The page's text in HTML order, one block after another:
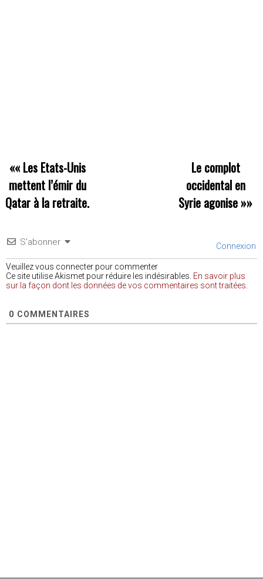
«« Les Etats-Unis
mettent l’émir du
Qatar à la retraite.
Le complot
occidental en
Syrie agonise »»
S’abonner Connexion
Veuillez vous connecter pour commenter
Ce site utilise Akismet pour réduire les indésirables. En savoir plus
sur la façon dont les données de vos commentaires sont traitées
0 COMMENTAIRES